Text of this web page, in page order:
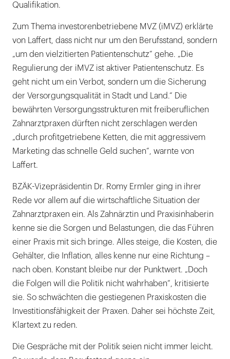
Qualifikation.
Zum Thema investorenbetriebene MVZ (iMVZ) erklärte
von Laffert, dass nicht nur um den Berufsstand, sondern
„um den vielzitierten Patientenschutz“ gehe. „Die
Regulierung der iMVZ ist aktiver Patientenschutz. Es
geht nicht um ein Verbot, sondern um die Sicherung
der Versorgungsqualität in Stadt und Land.“ Die
bewährten Versorgungsstrukturen mit freiberuflichen
Zahnarztpraxen dürften nicht zerschlagen werden
„durch profitgetriebene Ketten, die mit aggressivem
Marketing das schnelle Geld suchen“, warnte von
Laffert.
BZÄK-Vizepräsidentin Dr. Romy Ermler ging in ihrer
Rede vor allem auf die wirtschaftliche Situation der
Zahnarztpraxen ein. Als Zahnärztin und Praxisinhaberin
kenne sie die Sorgen und Belastungen, die das Führen
einer Praxis mit sich bringe. Alles steige, die Kosten, die
Gehälter, die Inflation, alles kenne nur eine Richtung –
nach oben. Konstant bleibe nur der Punktwert. „Doch
die Folgen will die Politik nicht wahrhaben“, kritisierte
sie. So schwächten die gestiegenen Praxiskosten die
Investitionsfähigkeit der Praxen. Daher sei höchste Zeit,
Klartext zu reden.
Die Gespräche mit der Politik seien nicht immer leicht.